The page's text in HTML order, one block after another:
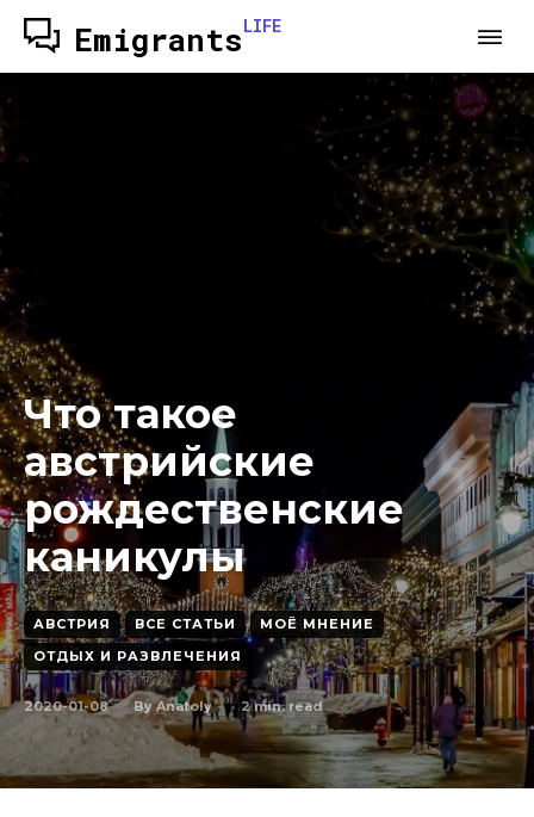
EmigrantsLIFE
Что такое
австрийские
рождественские
каникулы
АВСТРИЯ ВСЕ СТАТЬИ
МОЁ МНЕНИЕ
ОТДЫХ И РАЗВЛЕЧЕНИЯ
2020-01-08 By Anatoly 2min. read